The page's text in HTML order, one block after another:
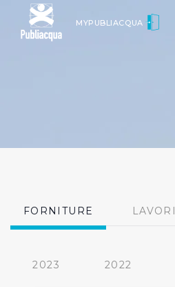
MYPUBLIACQUA
FORNITURE LAVORI
2023 2022